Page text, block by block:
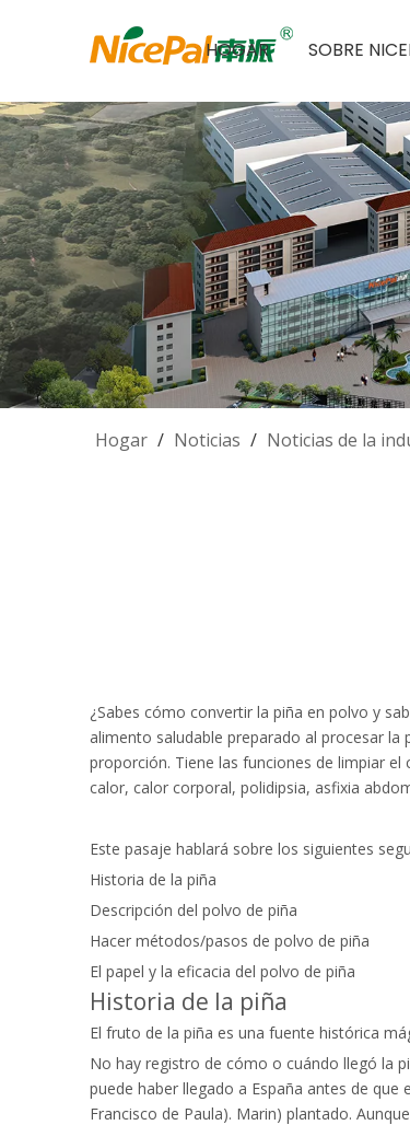
HOGAR SOBRE
Hogar / Noticias / Noticias de la
¿Sabes cómo convertir la piña en polvo y
alimento saludable preparado al procesar
proporción. Tiene las funciones de limpiar
calor, calor corporal, polidipsia, asfixia
Este pasaje hablará sobre los siguientes
Historia de la piña
Descripción del polvo de piña
Hacer métodos/pasos de polvo de piña
El papel y la eficacia del polvo de piña
Historia de la piña
El fruto de la piña es una fuente histórica
No hay registro de cómo o cuándo llegó la
puede haber llegado a España antes de
Francisco de Paula). Marin) plantado.